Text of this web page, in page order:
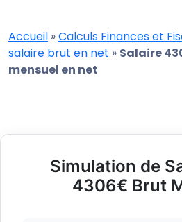
Accueil »Calculs Finances et
salaire brut en net » Salaire
mensuel en net
Simulation de
4306€ Brut